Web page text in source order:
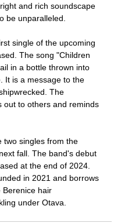
and rich soundscape
be unparalleled.
single of the upcoming
The song "Children
in a bottle thrown into
It is a message to the
The
out to others and reminds
two singles from the
fall. The band's debut
at the end of 2024.
in 2021 and borrows
Berenice hair
under Otava.